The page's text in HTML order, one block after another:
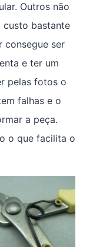
Outros não
custo bastante
consegue ser
e ter um
pelas fotos o
falhas e o
a peça.
o que facilita o